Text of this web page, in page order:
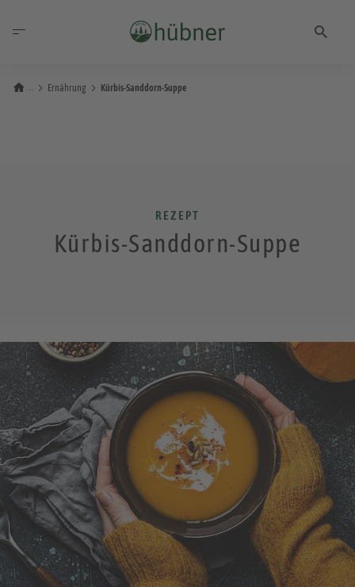
Ernährung Kürbis-Sanddorn-Suppe
REZEPT
Kürbis-Sanddorn-Suppe